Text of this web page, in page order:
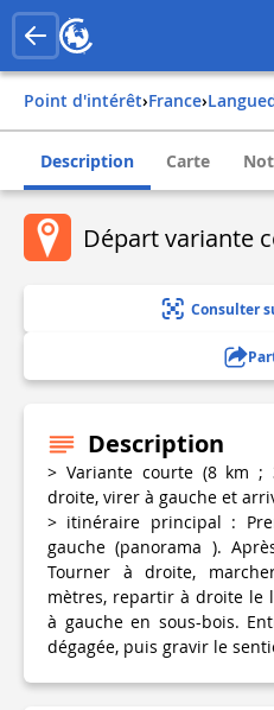
Point d'intérêt› france›
Description Carte
Départ variante
Consulter
Description
> Variante courte (8 km
droite, virer à gauche et
> itinéraire principal :
gauche (panorama ).
Tourner à droite,
mètres, repartir à droite le
à gauche en sous-bois.
dégagée, puis gravir le